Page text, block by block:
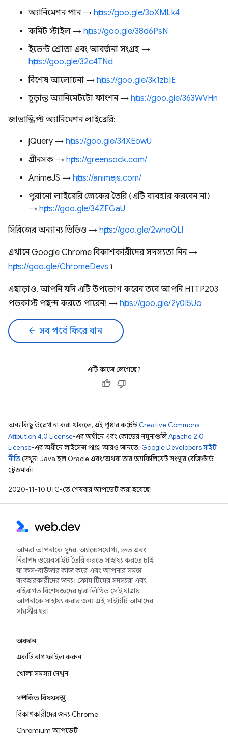
অ্যানিমেশন পান → https://goo.gle/3oXMLk4
কমিট স্টাইল → https://goo.gle/38d6PsN
ইভেন্ট শ্রোতা এবং আবর্জনা সংগ্রহ →
https://goo.gle/32c4TNd
বিশেষ আলোচনা → https://goo.gle/3k1zbIE
চূড়ান্ত অ্যানিমেটটো ফাংশন → https://goo.gle/363WVHn
জাভাস্ক্রিপ্ট অ্যানিমেশন লাইব্রেরি:
jQuery → https://goo.gle/34XEowU
গ্রীনসক → https://greensock.com/
AnimeJS → https://animejs.com/
পুরানো লাইব্রেরি জেকের তৈরি (এটি ব্যবহার করবেন না)
→ https://goo.gle/34ZFGaU
সিরিজের অন্যান্য ভিডিও → https://goo.gle/2wneQLl
এখানে Google Chrome বিকাশকারীদের সদস্যতা নিন →
https://goo.gle/ChromeDevs ৷
এছাড়াও, আপনি যদি এটি উপভোগ করেন তবে আপনি HTTP203
পডকাস্ট পছন্দ করতে পারেন! → https://goo.gle/2y0I5Uo
arrow_back সব পর্বে ফিরে যান
এটি কাজে লেগেছে?
অন্য কিছু উল্লেখ না করা থাকলে, এই পৃষ্ঠার কন্টেন্ট Creative Commons
Attribution 4.0 License-এর অধীনে এবং কোডের নমুনাগুলিApache 2.0
License-এর অধীনে লাইসেন্স প্রাপ্ত। আরও জানতে, Google Developers সাইট
নীতিদেখুন। Java হল Oracle এবং/অথবা তার অ্যাফিলিয়েট সংস্থার রেজিস্টার্ড
ট্রেডমার্ক।
2020-11-10 UTC-তে শেষবার আপডেট করা হয়েছে।
আমরা আপনাকে সুন্দর, অ্যাক্সেসযোগ্য, দ্রুত এবং
নিরাপদ ওয়েবসাইট তৈরি করতে সাহায্য করতে চাই
যা ক্রস-ব্রাউজার কাজ করে এবং আপনার সমস্ত
ব্যবহারকারীদের জন্য। ক্রোম টিমের সদস্যরা এবং
বহিরাগত বিশেষজ্ঞদের দ্বারা লিখিত সেই যাত্রায়
আপনাকে সাহায্য করার জন্য এই সাইটটি আমাদের
সামগ্রীর ঘর৷
অবদান
একটি বাগ ফাইল করুন
খোলা সমস্যা দেখুন
সম্পর্কিত বিষয়বস্তু
বিকাশকারীদের জন্য Chrome
Chromium আপডেট